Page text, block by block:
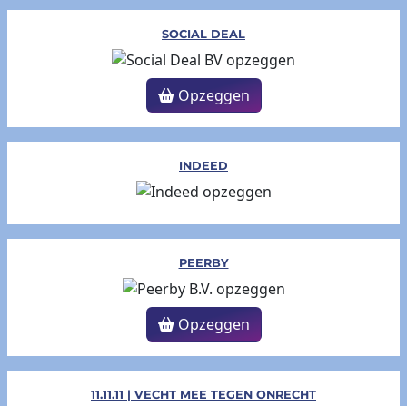
SOCIAL DEAL
Opzeggen
INDEED
PEERBY
Opzeggen
11.11.11 | VECHT MEE TEGEN ONRECHT